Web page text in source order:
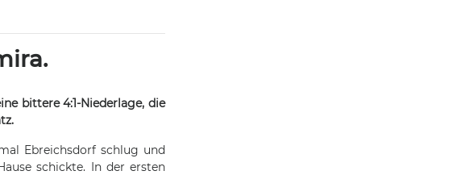
bittere 4:1-Niederlage, die
Ebreichsdorf schlug und
schickte. In der ersten